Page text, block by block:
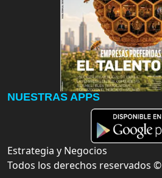
NUESTRAS APPS
Estrategia y Negocios
Todos los derechos reservados ©